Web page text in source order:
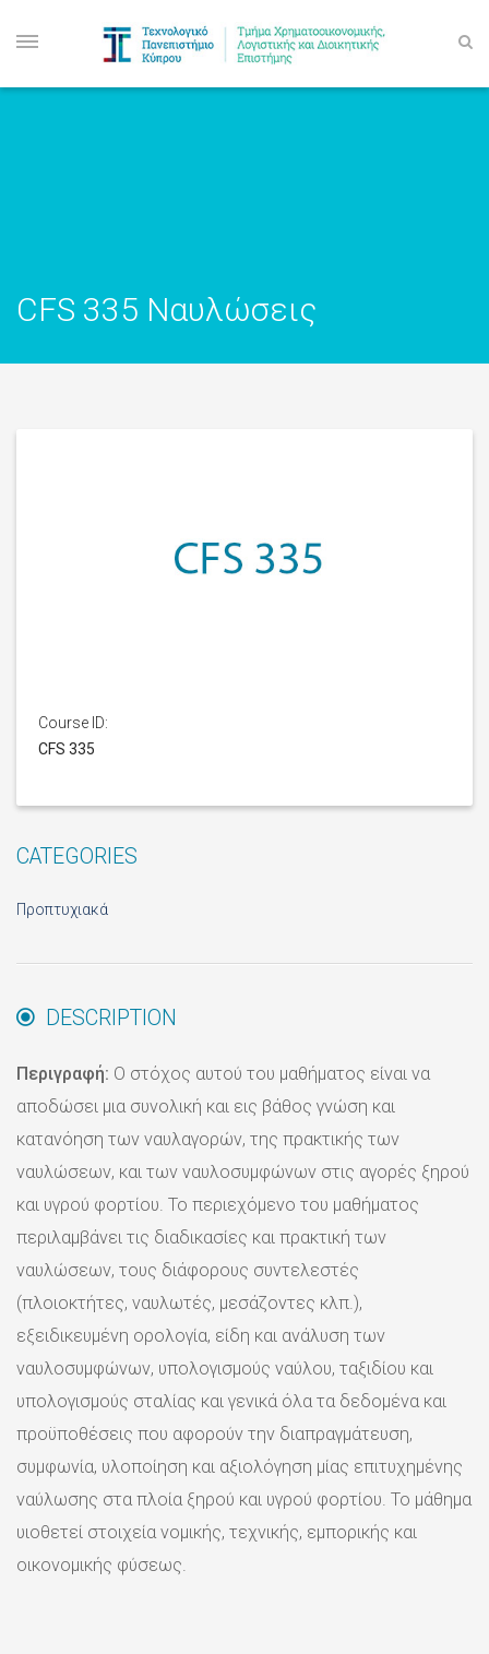
CFS 335 Ναυλώσεις
Course ID:
CFS 335
CATEGORIES
Προπτυχιακά
DESCRIPTION
Περιγραφή: Ο στόχος αυτού του μαθήματος είναι να
αποδώσει μια συνολική και εις βάθος γνώση και
κατανόηση των ναυλαγορών, της πρακτικής των
ναυλώσεων, και των ναυλοσυμφώνων στις αγορές ξηρού
και υγρού φορτίου. Το περιεχόμενο του μαθήματος
περιλαμβάνει τις διαδικασίες και πρακτική των
ναυλώσεων, τους διάφορους συντελεστές
(πλοιοκτήτες, ναυλωτές, μεσάζοντες κλπ.),
εξειδικευμένη ορολογία, είδη και ανάλυση των
ναυλοσυμφώνων, υπολογισμούς ναύλου, ταξιδίου και
υπολογισμούς σταλίας και γενικά όλα τα δεδομένα και
προϋποθέσεις που αφορούν την διαπραγμάτευση,
συμφωνία, υλοποίηση και αξιολόγηση μίας επιτυχημένης
ναύλωσης στα πλοία ξηρού και υγρού φορτίου. Το μάθημα
υιοθετεί στοιχεία νομικής, τεχνικής, εμπορικής και
οικονομικής φύσεως.